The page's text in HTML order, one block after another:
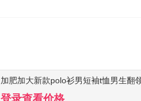
加肥加大新款polo衫男短袖t恤男生翻
登录查看价格